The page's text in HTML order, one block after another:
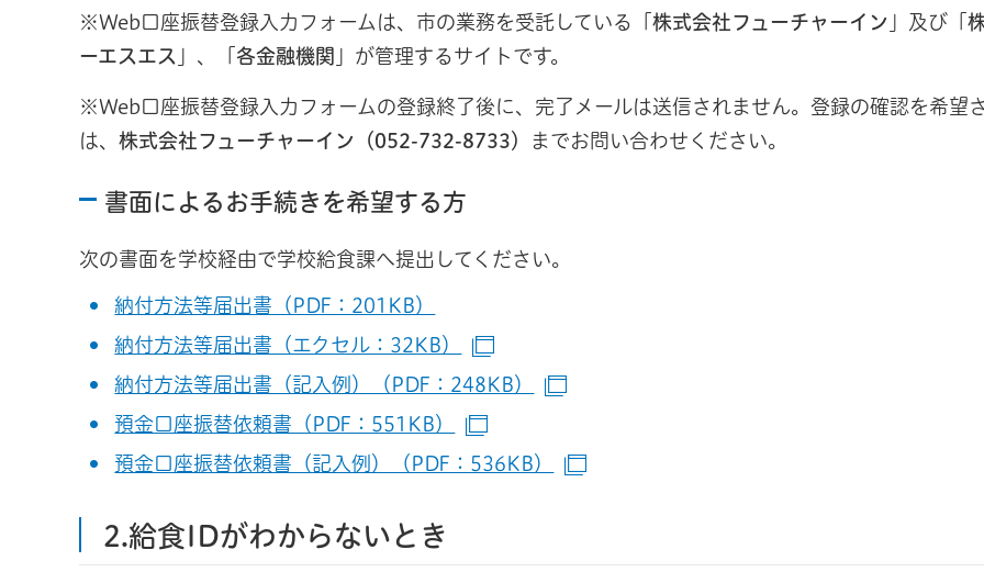
※Web口座振替登録入力フォームは、市の業務を受託している「 株式会社フューチャーイン 」及び「
ーエスエス
」、「 各金融機関 」が管理するサイトです。
※Web口座振替登録入力フォームの登録終了後に、完了メールは送信されません。登録の確認を希望
は、 株式会社フューチャーイン（052-732-8733） までお問い合わせください。
書面によるお手続きを希望する方
次の書面を学校経由で学校給食課へ提出してください。
納付方法等届出書（PDF：201KB）
納付方法等届出書（エクセル：32KB）
納付方法等届出書（記入例）（PDF：248KB）
預金口座振替依頼書（PDF：551KB）
預金口座振替依頼書（記入例）（PDF：536KB）
2.給食IDがわからないとき